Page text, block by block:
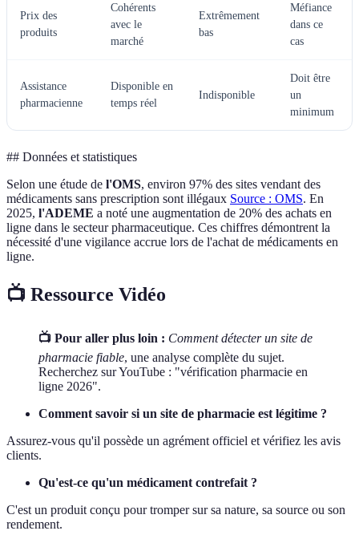
Prix des
produits
Cohérents
avec le
marché
Extrêmement
bas
Méfiance
dans ce
cas
Assistance
pharmacienne
Disponible en
temps réel
Indisponible
Doit être
un
minimum
## Données et statistiques
Selon une étude de l'OMS, environ 97% des sites vendant des
médicaments sans prescription sont illégaux Source : OMS. En
2025, l'ADEME a noté une augmentation de 20% des achats en
ligne dans le secteur pharmaceutique. Ces chiffres démontrent la
nécessité d'une vigilance accrue lors de l'achat de médicaments en
ligne.
📺 Ressource Vidéo
📺 Pour aller plus loin : Comment détecter un site de
pharmacie fiable, une analyse complète du sujet.
Recherchez sur YouTube : "vérification pharmacie en
ligne 2026".
Comment savoir si un site de pharmacie est légitime ?
Assurez-vous qu'il possède un agrément officiel et vérifiez les avis
clients.
Qu'est-ce qu'un médicament contrefait ?
C'est un produit conçu pour tromper sur sa nature, sa source ou son
rendement.